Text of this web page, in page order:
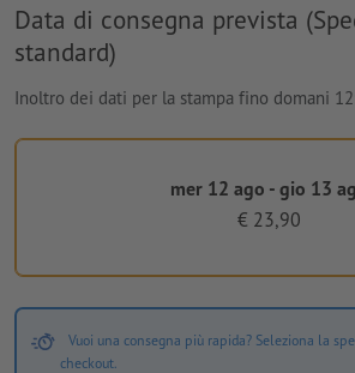
Data di consegna prevista
standard)
Inoltro dei dati per la stampa fino domani
mer 12 ago - gio 13
€ 23,90
Vuoi una consegna più rapida? Seleziona la
checkout.